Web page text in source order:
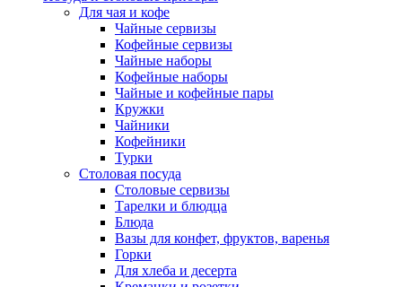
Для чая и кофе
Чайные сервизы
Кофейные сервизы
Чайные наборы
Кофейные наборы
Чайные и кофейные пары
Кружки
Чайники
Кофейники
Турки
Столовая посуда
Столовые сервизы
Тарелки и блюдца
Блюда
Вазы для конфет, фруктов, варенья
Горки
Для хлеба и десерта